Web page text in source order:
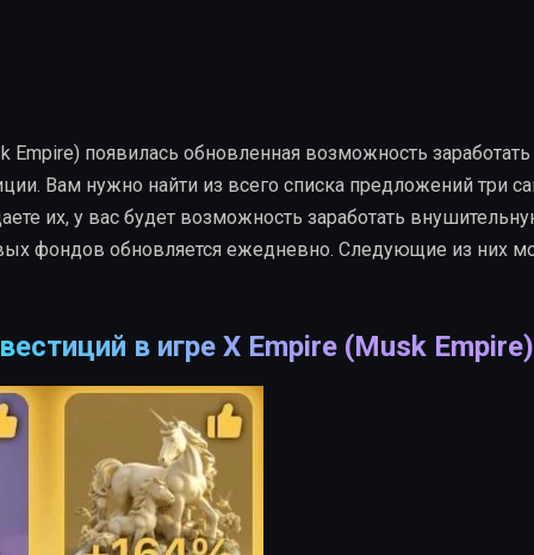
появилась обновленная возможность
Вам нужно найти из всего списка предложений три
их, у вас будет возможность заработать
фондов обновляется ежедневно. Следующие из них
в игре X Empire (Musk Empire)